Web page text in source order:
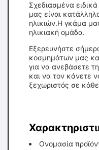
Σχεδιασμένα
μας είναι
ηλικιών.Η γκάμα
ηλικιακή ομάδα.
Εξερευνήστε
κοσμημάτων μας
για να ανεβάσετε
και να τον κάνετε
ξεχωριστός σε
Ονομασία